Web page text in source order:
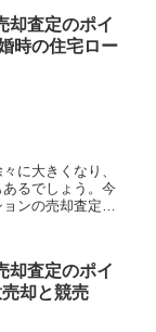
却査定のポイ
時の住宅ロー
に大きくなり、
るでしょう。今
ンの売却査定を
却査定のポイ
却と競売